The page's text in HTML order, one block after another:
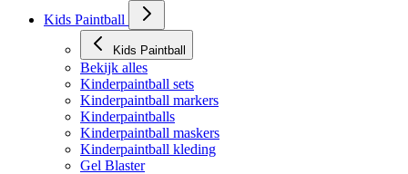
Kids Paintball
Kids Paintball
Bekijk alles
Kinderpaintball sets
Kinderpaintball markers
Kinderpaintballs
Kinderpaintball maskers
Kinderpaintball kleding
Gel Blaster